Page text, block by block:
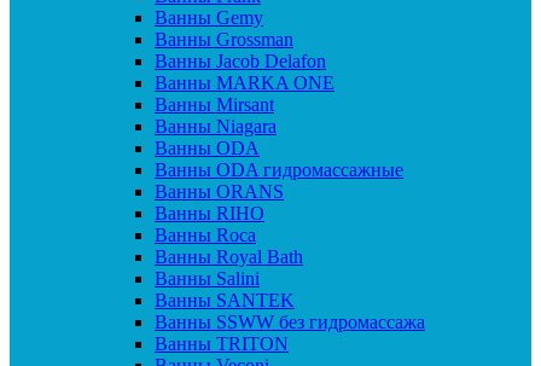
Ванны Gemy
Ванны Grossman
Ванны Jacob Delafon
Ванны MARKA ONE
Ванны Mirsant
Ванны Niagara
Ванны ODA
Ванны ODA гидромассажные
Ванны ORANS
Ванны RIHO
Ванны Roca
Ванны Royal Bath
Ванны Salini
Ванны SANTEK
Ванны SSWW без гидромассажа
Ванны TRITON